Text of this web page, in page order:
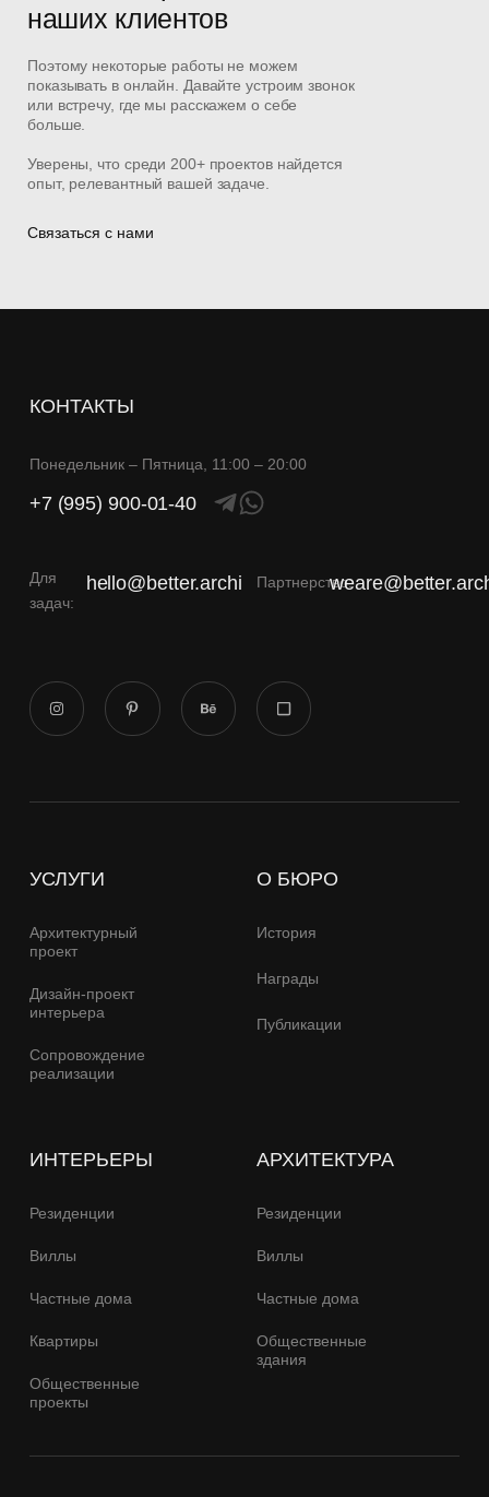
наших клиентов
Поэтому некоторые работы не можем
показывать в онлайн. Давайте устроим звонок
или встречу, где мы расскажем о себе
больше.
Уверены, что среди 200+ проектов найдется
опыт, релевантный вашей задаче.
Связаться с нами
КОНТАКТЫ
Понедельник – Пятница, 11:00 – 20:00
+7 (995) 900-01-40
Для
задач:
hello@better.archi Партнерство:
УСЛУГИ
Архитектурный
проект
Дизайн-проект
интерьера
Сопровождение
реализации
О БЮРО
История
Награды
Публикации
ИНТЕРЬЕРЫ
Резиденции
Виллы
Частные дома
Квартиры
Общественные
проекты
АРХИТЕКТУРА
Резиденции
Виллы
Частные дома
Общественные
здания